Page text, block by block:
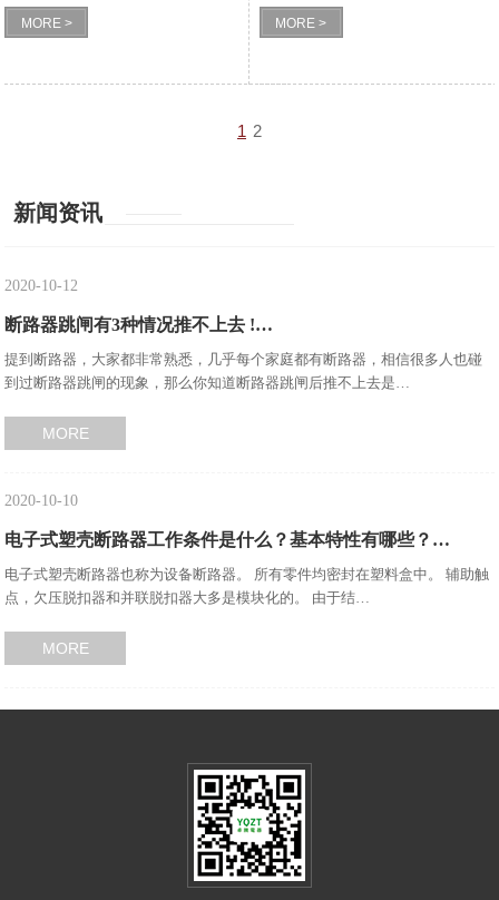
MORE > MORE >
1 2
新闻资讯
2020-10-12
断路器跳闸有3种情况推不上去 !…
提到断路器，大家都非常熟悉，几乎每个家庭都有断路器，相信很多人也碰
到过断路器跳闸的现象，那么你知道断路器跳闸后推不上去是…
MORE
2020-10-10
电子式塑壳断路器工作条件是什么？基本特性有哪些？…
电子式塑壳断路器也称为设备断路器。 所有零件均密封在塑料盒中。 辅助触
点，欠压脱扣器和并联脱扣器大多是模块化的。 由于结…
MORE